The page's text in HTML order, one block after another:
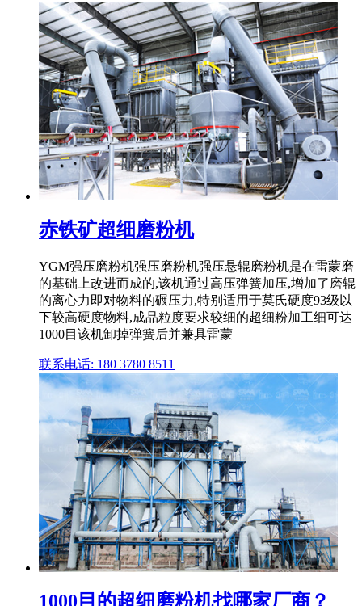
赤铁矿超细磨粉机
YGM强压磨粉机强压磨粉机强压悬辊磨粉机是在雷蒙磨
的基础上改进而成的,该机通过高压弹簧加压,增加了磨辊
的离心力即对物料的碾压力,特别适用于莫氏硬度93级以
下较高硬度物料,成品粒度要求较细的超细粉加工细可达
1000目该机卸掉弹簧后并兼具雷蒙
联系电话: 180 3780 8511
1000目的超细磨粉机找哪家厂商？